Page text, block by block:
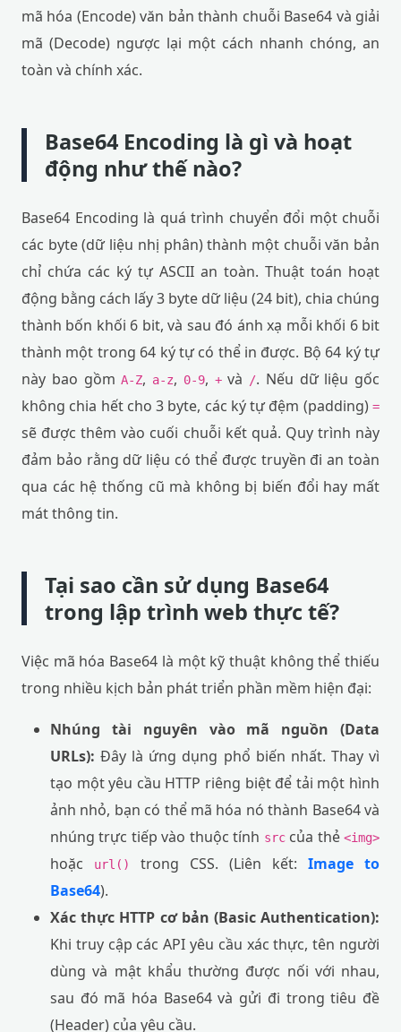
mã hóa (Encode) văn bản thành chuỗi Base64 và giải
mã (Decode) ngược lại một cách nhanh chóng, an
toàn và chính xác.
Base64 Encoding là gì và hoạt
động như thế nào?
Base64 Encoding là quá trình chuyển đổi một chuỗi
các byte (dữ liệu nhị phân) thành một chuỗi văn bản
chỉ chứa các ký tự ASCII an toàn. Thuật toán hoạt
động bằng cách lấy 3 byte dữ liệu (24 bit), chia chúng
thành bốn khối 6 bit, và sau đó ánh xạ mỗi khối 6 bit
thành một trong 64 ký tự có thể in được. Bộ 64 ký tự
này bao gồmA-Z, a-z, 0-9, +và /. Nếu dữ liệu gốc
không chia hết cho 3 byte, các ký tự đệm (padding) =
sẽ được thêm vào cuối chuỗi kết quả. Quy trình này
đảm bảo rằng dữ liệu có thể được truyền đi an toàn
qua các hệ thống cũ mà không bị biến đổi hay mất
mát thông tin.
Tại sao cần sử dụng Base64
trong lập trình web thực tế?
Việc mã hóa Base64 là một kỹ thuật không thể thiếu
trong nhiều kịch bản phát triển phần mềm hiện đại:
Nhúng tài nguyên vào mã nguồn (Data
URLs): Đây là ứng dụng phổ biến nhất. Thay vì
tạo một yêu cầu HTTP riêng biệt để tải một hình
ảnh nhỏ, bạn có thể mã hóa nó thành Base64 và
nhúng trực tiếp vào thuộc tính srccủa thẻ<img>
hoặc url() trong CSS. (Liên kết: Image to
Base64).
Xác thực HTTP cơ bản (Basic Authentication):
Khi truy cập các API yêu cầu xác thực, tên người
dùng và mật khẩu thường được nối với nhau,
sau đó mã hóa Base64 và gửi đi trong tiêu đề
(Header) của yêu cầu.